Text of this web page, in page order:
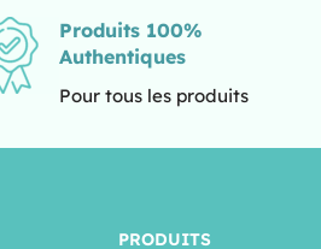
Produits 100%
Authentiques
Pour tous les produits
PRODUITS